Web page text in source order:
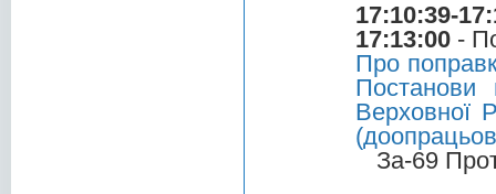
17:10:39-
17:13:00 -
Про
Постанови
Верховної
За-69